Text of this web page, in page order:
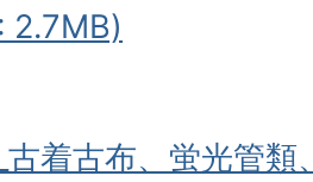
2.7MB)
着古布、蛍光管